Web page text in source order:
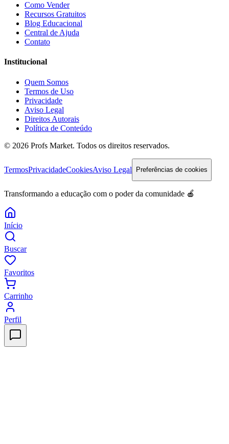
Como Vender
Recursos Gratuitos
Blog Educacional
Central de Ajuda
Contato
Institucional
Quem Somos
Termos de Uso
Privacidade
Aviso Legal
Direitos Autorais
Política de Conteúdo
© 2026 Profs Market. Todos os direitos reservados.
TermosPrivacidadeCookiesAviso Legal Preferências de cookies
Transformando a educação com o poder da comunidade 🍎
Início
Buscar
Favoritos
Carrinho
Perfil